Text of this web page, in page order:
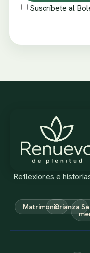
Suscríbete al
Reflexiones e
MatrimonioCrianza